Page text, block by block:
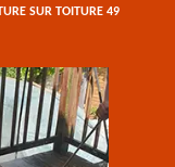
SUR TOITURE 49